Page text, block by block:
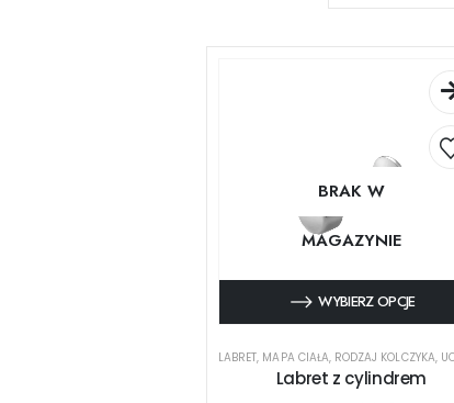
BRAK W
MAGAZYNIE
WYBIERZ OPCJE
LABRET, MAPA CIAŁA, RODZAJ KOLCZYKA,
Labret z cylindrem